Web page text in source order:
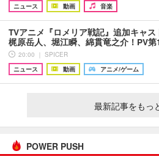
ニュース
動画 音楽
TVアニメ『ロメリア戦記』追加キャス
梶原岳人、堀江瞬、綿貫竜之介！PV
20:00 ｜ SPICER
ニュース
動画 アニメ/ゲーム
最新記事をもっ
POWER PUSH